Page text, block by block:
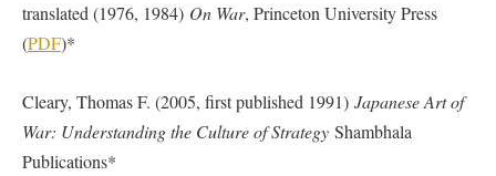
translated (1976, 1984) On War, Princeton University Press
(PDF)*
Cleary, Thomas F. (2005, first published 1991) Japanese Art of
War: Understanding the Culture of Strategy Shambhala
Publications*